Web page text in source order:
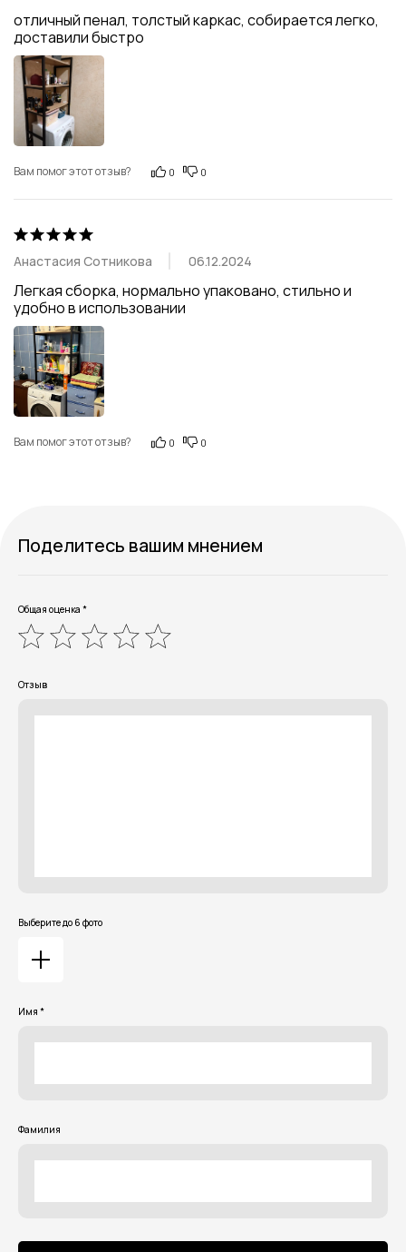
отличный пенал, толстый каркас, собирается легко,
доставили быстро
Вам помог этот отзыв? 0 0
Анастасия Сотникова 06.12.2024
Легкая сборка, нормально упаковано, стильно и
удобно в использовании
Вам помог этот отзыв? 0 0
Поделитесь вашим мнением
Общая оценка *
Отзыв
Выберите до 6 фото
Имя *
Фамилия